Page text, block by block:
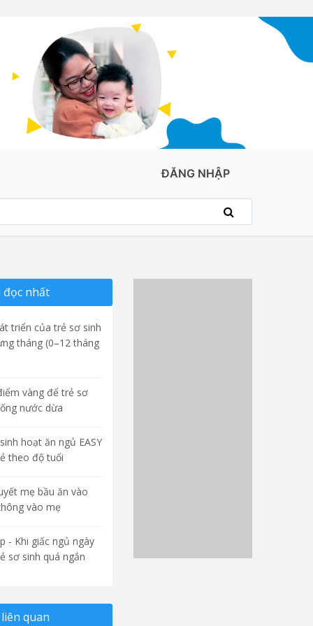
ĐĂNG NHẬP
nhất
triển của trẻ sơ sinh
tháng (0–12 tháng
vàng để trẻ sơ
nước dừa
hoạt ăn ngủ EASY
theo độ tuổi
mẹ bầu ăn vào
vào mẹ
- Khi giấc ngủ ngày
sơ sinh quá ngắn
quan